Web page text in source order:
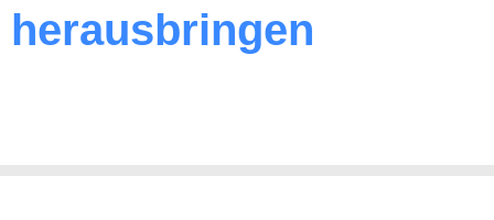
herausbringen